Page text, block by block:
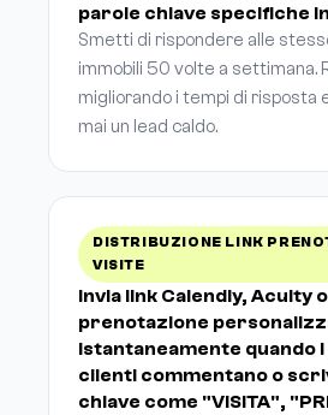
parole chiave specifiche
Smetti di rispondere alle
immobili 50 volte a settimana.
migliorando i tempi di risposta
mai un lead caldo.
DISTRIBUZIONE LINK
VISITE
Invia link Calendly, Acuity
prenotazione
istantaneamente quando
clienti commentano o
chiave come "VISITA",